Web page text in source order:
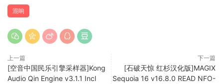
可以毫无问题地设置从轻微到强烈的多种压缩选项。
coreFX 限制器
典型的母带处理工具：coreFX 限制器为音频信号设置最大输出
级别，不能超过该级别。得益于两种透明剪辑，可以毫不费力
地大幅降低峰值并增加响度。
混响
上一篇
[空音中国民乐引擎采样器]Kong
Audio Qin Engine v3.1.1 Incl
下一篇
[石破天惊 红杉汉化版]MAGIX
Sequoia 16 v16.8.0 READ NFO-